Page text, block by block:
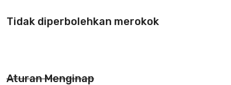
Tidak diperbolehkan merokok
Aturan Menginap